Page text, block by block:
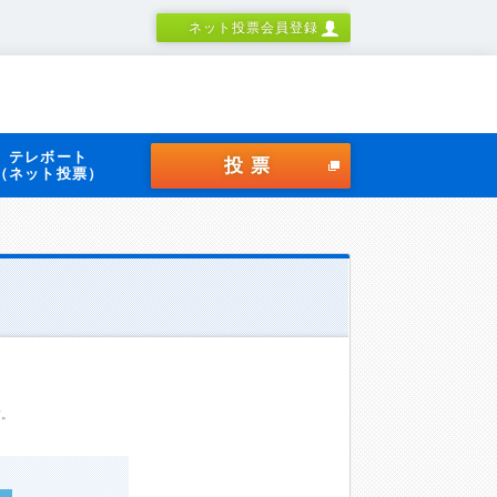
ネット投票会員登録
テレボート
（ネット投票）
投票